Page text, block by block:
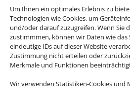
Um Ihnen ein optimales Erlebnis zu
Technologien wie Cookies, um
und/oder darauf zuzugreifen. Wenn Sie
zustimmmen, können wir Daten wie
eindeutige IDs auf dieser Website
Zustimmung nicht erteilen oder
Merkmale und Funktionen
Wir verwenden Statistiken-Cookies und
Rechtliche
Impressum|Datenschutzerklärung
|